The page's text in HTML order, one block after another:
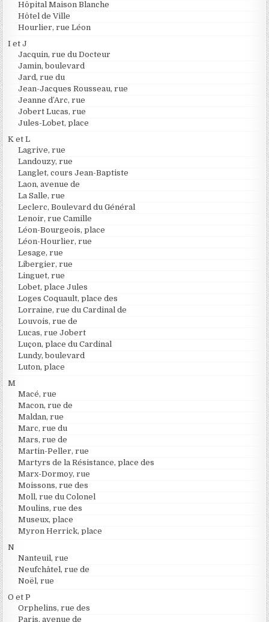
Hôpital Maison Blanche
Hôtel de Ville
Hourlier, rue Léon
I et J
Jacquin, rue du Docteur
Jamin, boulevard
Jard, rue du
Jean-Jacques Rousseau, rue
Jeanne d’Arc, rue
Jobert Lucas, rue
Jules-Lobet, place
K et L
Lagrive, rue
Landouzy, rue
Langlet, cours Jean-Baptiste
Laon, avenue de
La Salle, rue
Leclerc, Boulevard du Général
Lenoir, rue Camille
Léon-Bourgeois, place
Léon-Hourlier, rue
Lesage, rue
Libergier, rue
Linguet, rue
Lobet, place Jules
Loges Coquault, place des
Lorraine, rue du Cardinal de
Louvois, rue de
Lucas, rue Jobert
Luçon, place du Cardinal
Lundy, boulevard
Luton, place
M
Macé, rue
Macon, rue de
Maldan, rue
Marc, rue du
Mars, rue de
Martin-Peller, rue
Martyrs de la Résistance, place des
Marx-Dormoy, rue
Moissons, rue des
Moll, rue du Colonel
Moulins, rue des
Museux, place
Myron Herrick, place
N
Nanteuil, rue
Neufchâtel, rue de
Noël, rue
O et P
Orphelins, rue des
Paris, avenue de